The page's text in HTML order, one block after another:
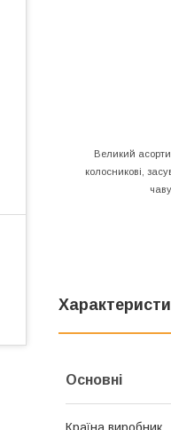
Великий
колосникові,
Основні